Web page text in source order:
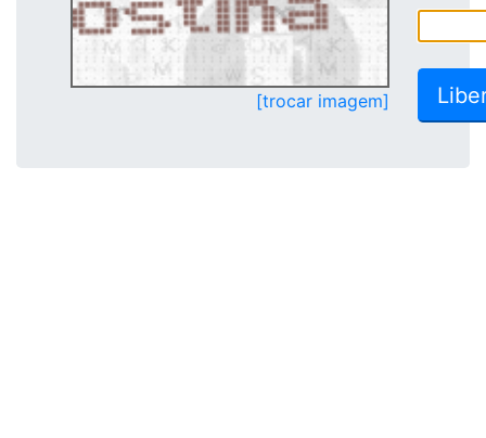
[trocar imagem]